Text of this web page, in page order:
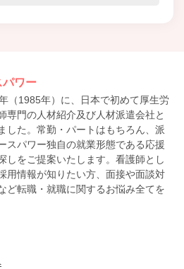
パワー
（1985年）に、日本で初めて厚生労
専門の人材紹介及び人材派遣会社と
した。常勤・パートはもちろん、派
スパワー独自の就業形態である応援
しをご提案いたします。看護師とし
用情報が知りたい方、面接や面談対
ど転職・就職に関するお悩み全てを